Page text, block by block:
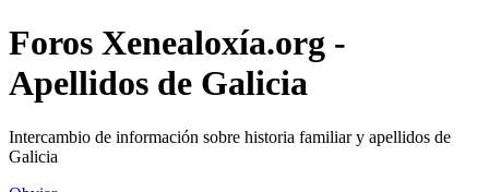
Foros Xenealoxía.org -
Apellidos de Galicia
Intercambio de información sobre historia familiar y apellidos de
Galicia